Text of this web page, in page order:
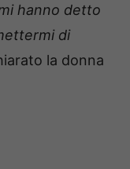
hanno detto
di
la donna